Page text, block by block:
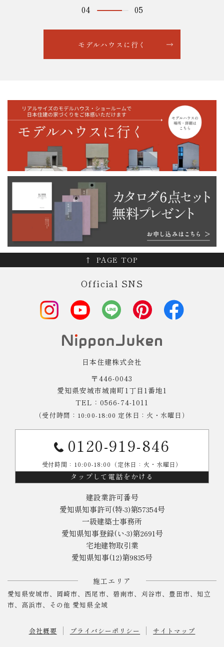
04 05
モデルハウスに行く
PAGE TOP
Official SNS
日本住建株式会社
〒446-0043
愛知県安城市城南町1丁目1番地1
TEL：0566-74-1011
（受付時間：10:00-18:00 定休日：火・水曜日）
0120-919-846
受付時間：10:00-18:00（定休日：火・水曜日）
タップして電話をかける
建設業許可番号
愛知県知事許可(特-3)第57354号
一級建築士事務所
愛知県知事登録(い-3)第2691号
宅地建物取引業
愛知県知事(12)第9835号
施工エリア
愛知県安城市、岡崎市、西尾市、碧南市、刈谷市、豊田市、知立
市、高浜市、その他 愛知県全域
会社概要 プライバシーポリシー サイトマップ